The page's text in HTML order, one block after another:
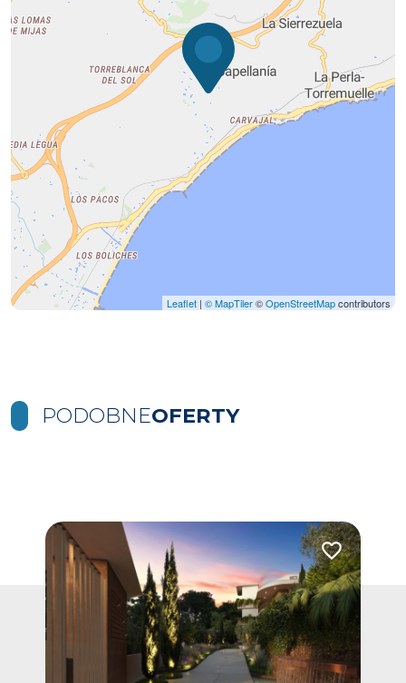
Leaflet | © MapTiler©OpenStreetMapcontributors
PODOBNEOFERTY
Dodaj do ulubionych Dodaj do